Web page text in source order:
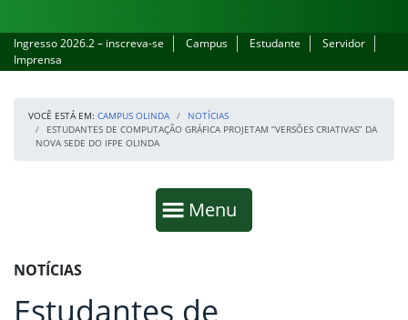
Ingresso 2026.2 – inscreva-se Campus Estudante
Servidor
Imprensa
VOCÊ ESTÁ EM: CAMPUS OLINDA
NOTÍCIAS
ESTUDANTES DE COMPUTAÇÃO GRÁFICA PROJETAM “VERSÕES CRIATIVAS” DA
NOVA SEDE DO IFPE OLINDA
Mostrar
Menu
Fim da navegação
Início do conteúdo
NOTÍCIAS
Estudantes de